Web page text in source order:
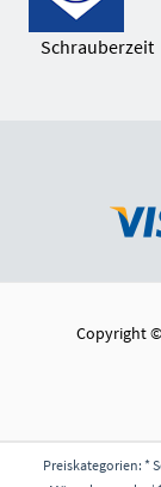
Schrauberzeit
Copyright ©
Preiskategorien: *